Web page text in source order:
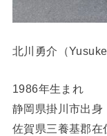
北川勇介（
1986年生まれ
静岡県掛川市出身
佐賀県三養基郡在